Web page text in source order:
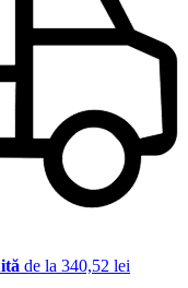
de la 340,52 lei